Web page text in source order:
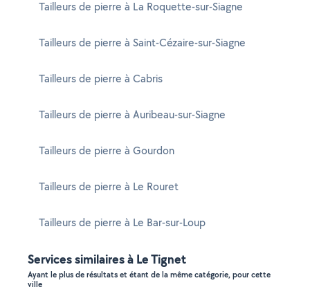
Tailleurs de pierre à La Roquette-sur-Siagne
Tailleurs de pierre à Saint-Cézaire-sur-Siagne
Tailleurs de pierre à Cabris
Tailleurs de pierre à Auribeau-sur-Siagne
Tailleurs de pierre à Gourdon
Tailleurs de pierre à Le Rouret
Tailleurs de pierre à Le Bar-sur-Loup
Services similaires à Le Tignet
Ayant le plus de résultats et étant de la même catégorie, pour cette
ville